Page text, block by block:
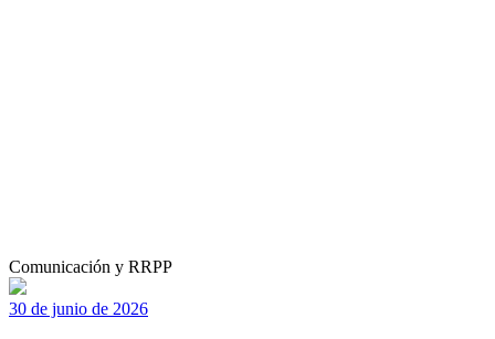
Comunicación y RRPP
30 de junio de 2026